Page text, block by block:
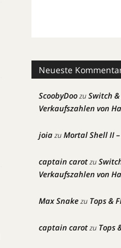
Neueste
ScoobyDoozuSwitch
Verkaufszahlen von
joiazuMortal Shell II
captain carotzu
Verkaufszahlen von
Max Snakezu Tops &
captain carotzu Tops